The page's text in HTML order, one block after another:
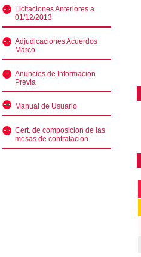
Licitaciones Anteriores a
01/12/2013
Adjudicaciones Acuerdos
Marco
Anuncios de Informacion
Previa
Manual de Usuario
Cert. de composicion de las
mesas de contratacion